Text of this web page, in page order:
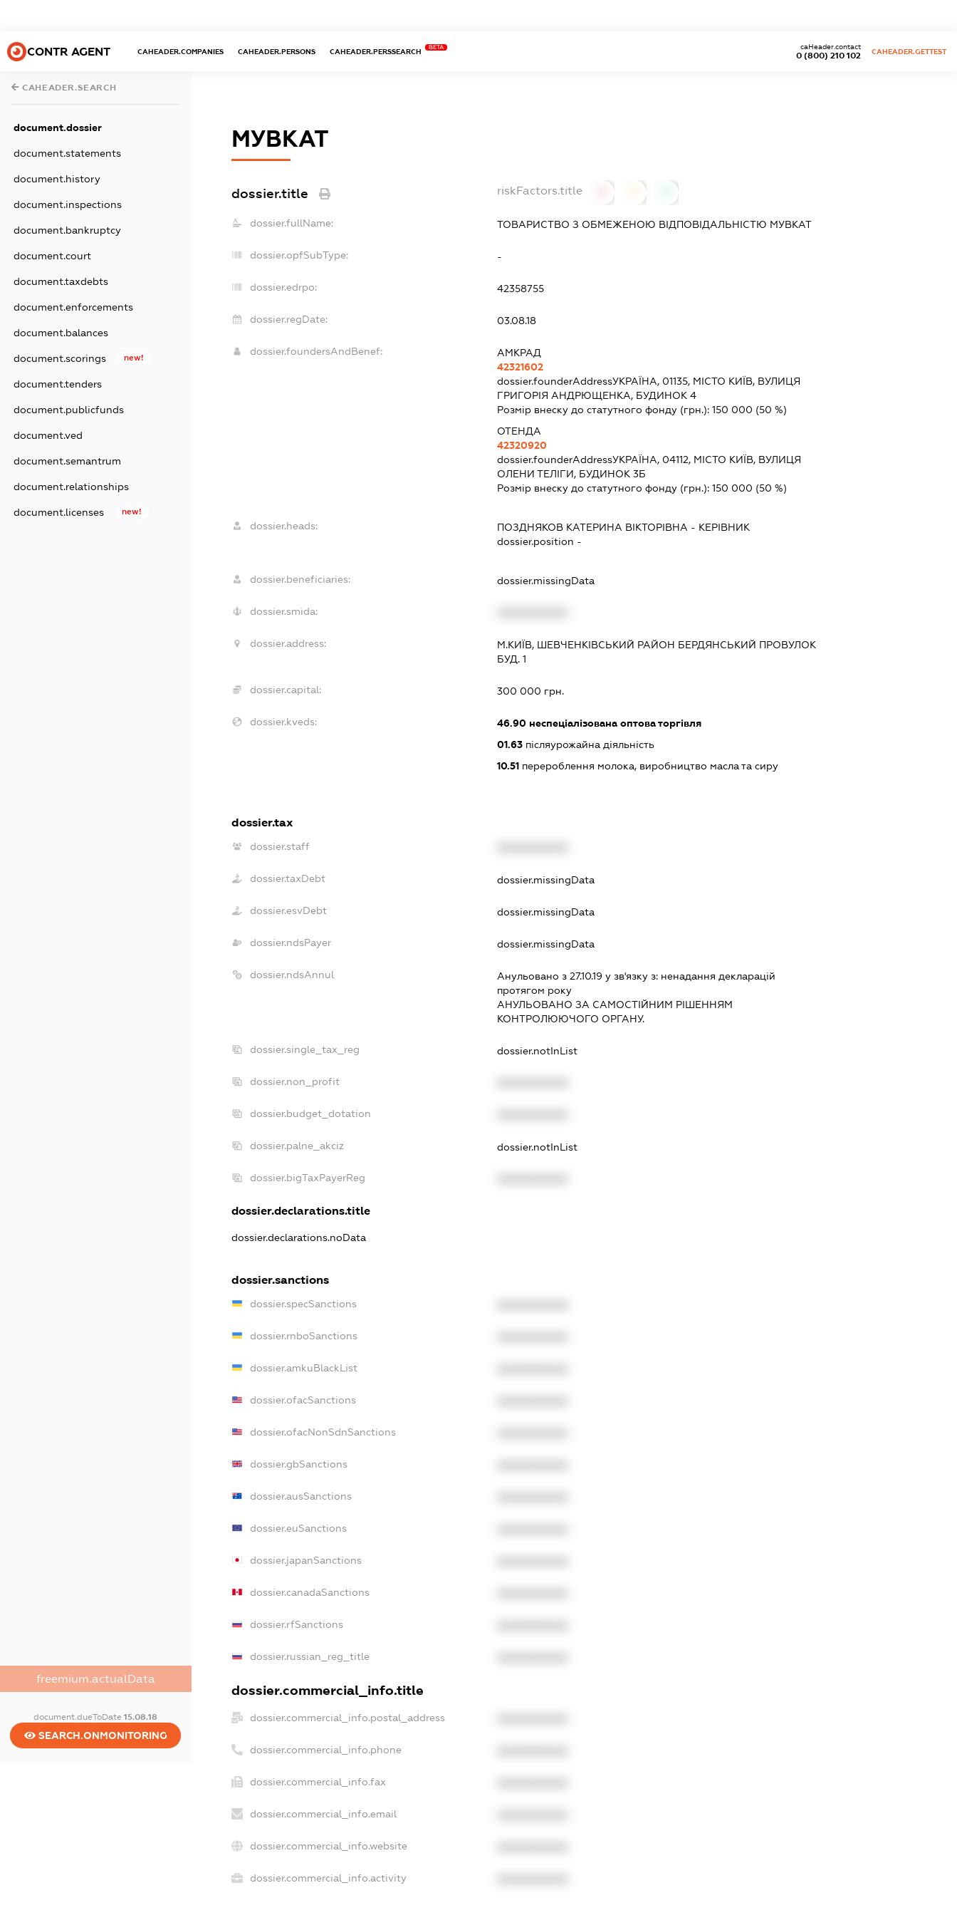
CONTR AGENT CAHEADER.COMPANIES CAHEADER.PERSONS CAHEADER.PERSSEARCH
BETA
0 (800) 210 102
caHeader.contact
CAHEADER.GETTEST
CAHEADER.SEARCH
document.dossier
document.statements
document.history
document.inspections
document.bankruptcy
document.court
document.taxdebts
document.enforcements
document.balances
document.scorings new!
document.tenders
document.publicfunds
document.ved
document.semantrum
document.relationships
document.licenses new!
freemium.actualData
document.dueToDate15.08.18
SEARCH.ONMONITORING
МУВКАТ
dossier.title riskFactors.title
dossier.fullName: ТОВАРИСТВО З ОБМЕЖЕНОЮ ВІДПОВІДАЛЬНІСТЮ МУВКАТ
dossier.opfSubType: -
dossier.edrpo: 42358755
dossier.regDate: 03.08.18
dossier.foundersAndBenef:
АМКРАД
42321602
dossier.founderAddressУКРАЇНА, 01135, МІСТО КИЇВ, ВУЛИЦЯ
ГРИГОРІЯ АНДРЮЩЕНКА, БУДИНОК 4
Розмір внеску до статутного фонду (грн.): 150 000 (50 %)
ОТЕНДА
42320920
dossier.founderAddressУКРАЇНА, 04112, МІСТО КИЇВ, ВУЛИЦЯ
ОЛЕНИ ТЕЛІГИ, БУДИНОК 3Б
Розмір внеску до статутного фонду (грн.): 150 000 (50 %)
dossier.heads: ПОЗДНЯКОВ КАТЕРИНА ВІКТОРІВНА - КЕРІВНИК
dossier.position -
dossier.beneficiaries: dossier.missingData
dossier.smida:
dossier.address:
М.КИЇВ, ШЕВЧЕНКІВСЬКИЙ РАЙОН БЕРДЯНСЬКИЙ ПРОВУЛОК
БУД. 1
dossier.capital: 300 000 грн.
dossier.kveds: 46.90неспеціалізована оптова торгівля
01.63післяурожайна діяльність
10.51перероблення молока, виробництво масла та сиру
dossier.tax
dossier.staff
dossier.taxDebt dossier.missingData
dossier.esvDebt dossier.missingData
dossier.ndsPayer dossier.missingData
dossier.ndsAnnul Анульовано з 27.10.19 у зв'язку з: ненадання декларацiй
протягом року
АНУЛЬОВАНО ЗА САМОСТIЙНИМ РIШЕННЯМ
КОНТРОЛЮЮЧОГО ОРГАНУ.
dossier.single_tax_reg dossier.notInList
dossier.non_profit
dossier.budget_dotation
dossier.palne_akciz dossier.notInList
dossier.bigTaxPayerReg
dossier.declarations.title
dossier.declarations.noData
dossier.sanctions
dossier.specSanctions
dossier.rnboSanctions
dossier.amkuBlackList
dossier.ofacSanctions
dossier.ofacNonSdnSanctions
dossier.gbSanctions
dossier.ausSanctions
dossier.euSanctions
dossier.japanSanctions
dossier.canadaSanctions
dossier.rfSanctions
dossier.russian_reg_title
dossier.commercial_info.title
dossier.commercial_info.postal_address
dossier.commercial_info.phone
dossier.commercial_info.fax
dossier.commercial_info.email
dossier.commercial_info.website
dossier.commercial_info.activity